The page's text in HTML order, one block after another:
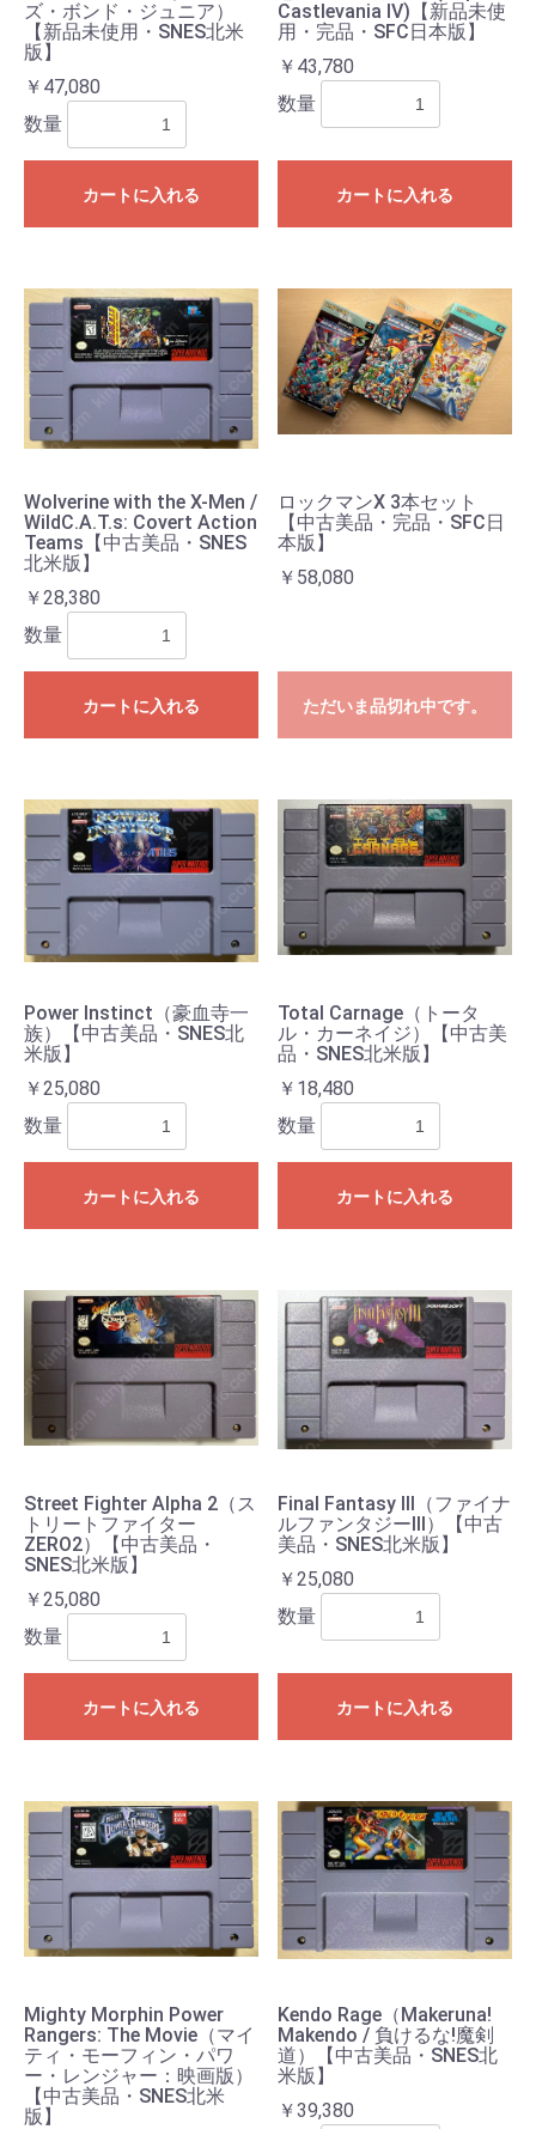
ズ・ボンド・ジュニア）
【新品未使用・SNES北米
版】
￥47,080
数量
カートに入れる
Castlevania IV)【新品未使
用・完品・SFC日本版】
￥43,780
数量
カートに入れる
Wolverine with the X-Men /
WildC.A.T.s: Covert Action
Teams【中古美品・SNES
北米版】
￥28,380
数量
カートに入れる
ロックマンX 3本セット
【中古美品・完品・SFC日
本版】
￥58,080
ただいま品切れ中です。
Power Instinct（豪血寺一
族）【中古美品・SNES北
米版】
￥25,080
数量
カートに入れる
Total Carnage（トータ
ル・カーネイジ）【中古美
品・SNES北米版】
￥18,480
数量
カートに入れる
Street Fighter Alpha 2（ス
トリートファイター
ZERO2）【中古美品・
SNES北米版】
￥25,080
数量
カートに入れる
Final Fantasy III（ファイナ
ルファンタジーIII）【中古
美品・SNES北米版】
￥25,080
数量
カートに入れる
Mighty Morphin Power
Rangers: The Movie（マイ
ティ・モーフィン・パワ
ー・レンジャー：映画版）
【中古美品・SNES北米
版】
Kendo Rage（Makeruna!
Makendo / 負けるな!魔剣
道）【中古美品・SNES北
米版】
￥39,380
お買い物を続ける カートへ進む